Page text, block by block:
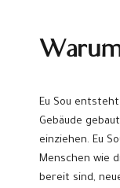
Eu Sou
Gebäude
einziehen. Eu
Menschen wie
bereit sind,